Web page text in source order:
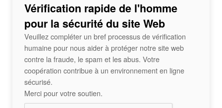
Vérification rapide de l'homme
pour la sécurité du site Web
Veuillez compléter un bref processus de vérification
humaine pour nous aider à protéger notre site web
contre la fraude, le spam et les abus. Votre
coopération contribue à un environnement en ligne
sécurisé.
Merci pour votre soutien.